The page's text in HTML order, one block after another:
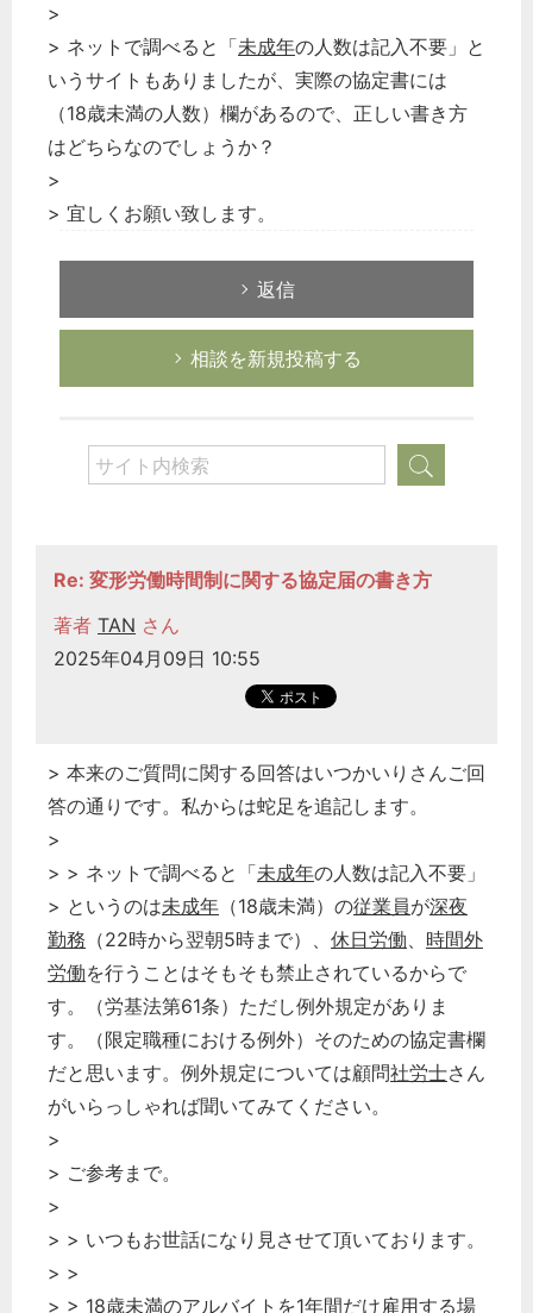
>
> ネットで調べると「未成年の人数は記入不要」と
いうサイトもありましたが、実際の協定書には
（18歳未満の人数）欄があるので、正しい書き方
はどちらなのでしょうか？
>
> 宜しくお願い致します。
返信
相談を新規投稿する
Re: 変形労働時間制に関する協定届の書き方
著者 TAN さん
2025年04月09日 10:55
> 本来のご質問に関する回答はいつかいりさんご回
答の通りです。私からは蛇足を追記します。
>
> > ネットで調べると「未成年の人数は記入不要」
> というのは未成年 （18歳未満）の従業員が深夜
勤務 （22時から翌朝5時まで）、 休日労働、 時間外
労働を行うことはそもそも禁止されているからで
す。（労基法第61条）ただし例外規定がありま
す。（限定職種における例外）そのための協定書欄
だと思います。例外規定については顧問社労士さん
がいらっしゃれば聞いてみてください。
>
> ご参考まで。
>
> > いつもお世話になり見させて頂いております。
> >
> > 18歳未満のアルバイトを1年間だけ雇用する場
税務経理